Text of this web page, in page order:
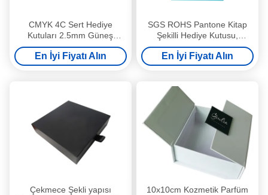
CMYK 4C Sert Hediye
Kutuları 2.5mm Güneş
Gözlüğü Hediye Kutusu Mat
UV
En İyi Fiyatı Alın
SGS ROHS Pantone Kitap
Şekilli Hediye Kutusu,
Manyetik Kapatma PMS
Baskılı
En İyi Fiyatı Alın
Çekmece Şekli yapısı
10x10cm Kozmetik Parfüm